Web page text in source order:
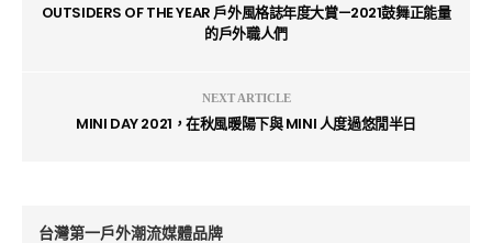
OUTSIDERS OF THE YEAR 戶外風格誌年度大賞—2021鼓舞正能量
的戶外職人們
NEXT ARTICLE
MINI DAY 2021，在秋風暖陽下與 MINI 人度過悠閒半日
台灣第一戶外潮流媒體品牌